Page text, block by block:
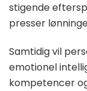
stigende
presser
Samtidig vil
emotionel
kompetencer